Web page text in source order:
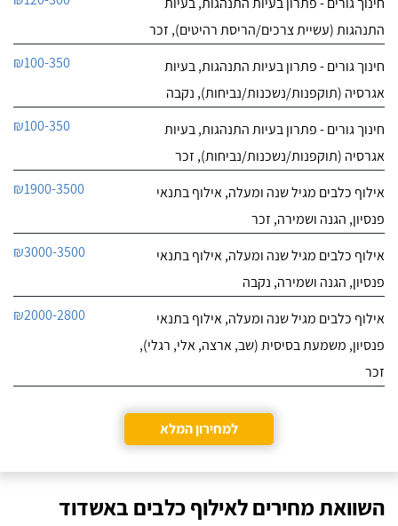
התנהגות (עשיית צרכים/הריסת רהיטים), זכר
חינוך גורים - פתרון בעיות התנהגות, בעיות
אגרסיה (תוקפנות/נשכנות/נביחות), נקבה
₪100-350
חינוך גורים - פתרון בעיות התנהגות, בעיות
אגרסיה (תוקפנות/נשכנות/נביחות), זכר
₪100-350
אילוף כלבים מגיל שנה ומעלה, אילוף בתנאי
פנסיון, הגנה ושמירה, זכר
₪1900-3500
אילוף כלבים מגיל שנה ומעלה, אילוף בתנאי
פנסיון, הגנה ושמירה, נקבה
₪3000-3500
אילוף כלבים מגיל שנה ומעלה, אילוף בתנאי
פנסיון, משמעת בסיסית (שב, ארצה, אלי, רגלי),
זכר
₪2000-2800
למחירון המלא
השוואת מחירים לאילוף כלבים באשדוד